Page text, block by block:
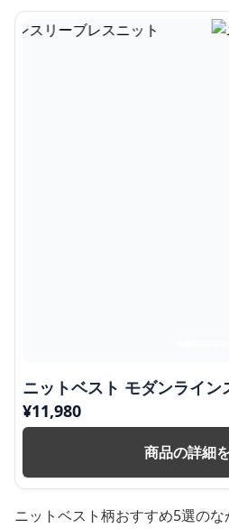
ニットベスト モダンライン
¥11,980
商品の詳細
ニットベスト柄おすすめ5選の